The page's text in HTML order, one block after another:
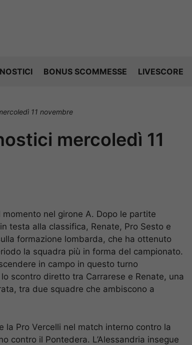
BONUS SCOMMESSE LIVESCORE
11 novembre
mercoledì 11
nel girone A. Dopo le partite
testa alla classifica, Renate, Pro Sesto e
formazione lombarda, che ha ottenuto
la squadra più in forma del campionato.
in campo in questo turno
scontro diretto tra Carrarese e Renate, una
tra due squadre che ambiscono a
Pro Vercelli nel match interno contro la
contro il Pontedera. L’Alessandria insegue